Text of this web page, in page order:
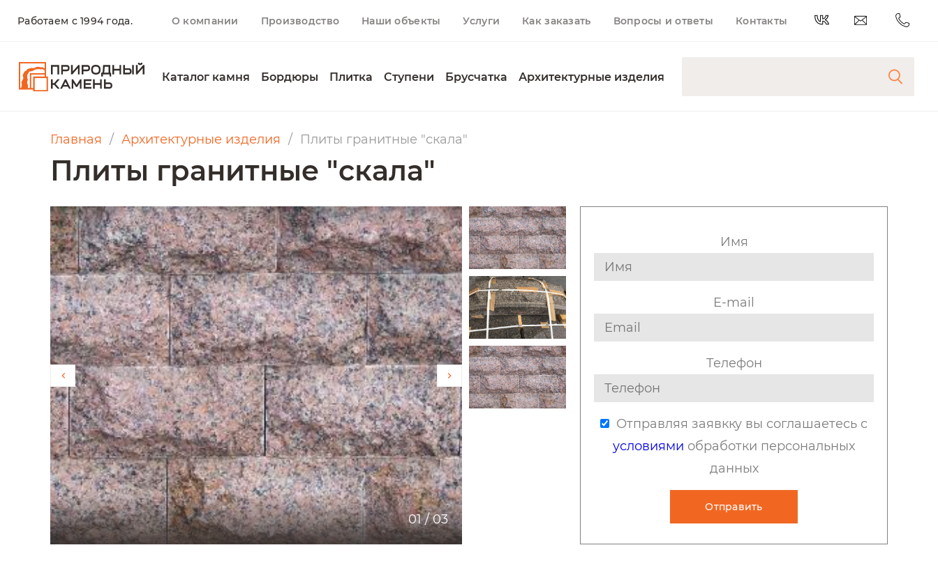
Работаем с 1994 года. О компании Производство Наши объекты Услуги Как заказать Вопросы и ответы Контакты
Каталог камня Бордюры Плитка Ступени Брусчатка Архитектурные изделия
Главная Архитектурные изделия Плиты гранитные "скала"
Плиты гранитные "скала"
01/03
Имя
E-mail
Телефон
Отправляя заявкку вы соглашаетесь с
условиями обработки персональных
данных
Отправить